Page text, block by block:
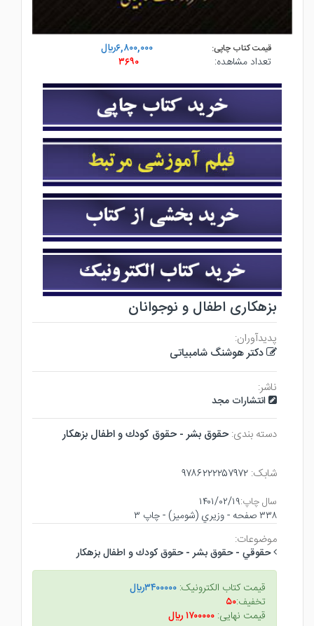
قیمت کتاب چاپی:
۶,۸۰۰,۰۰۰ريال
تعداد مشاهده:
۳۶۹۰
بزهکاری اطفال و نوجوانان
پدیدآوران:
دکتر هوشنگ شامبیاتی
ناشر:
انتشارات مجد
دسته بندی: حقوق بشر - حقوق كودك و اطفال بزهكار
شابک: ۹۷۸۶۲۲۲۲۵۷۹۷۲
سال چاپ:۱۴۰۱/۰۲/۱۹
۳۳۸ صفحه - وزيري (شوميز) - چاپ ۳
موضوعات:
حقوقي - حقوق بشر - حقوق كودك و اطفال بزهكار
قیمت کتاب الکترونیک: ۳۴۰۰۰۰۰ريال
تخفیف:۵۰
قیمت نهایی: ۱۷۰۰۰۰۰ ريال